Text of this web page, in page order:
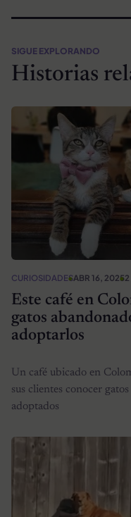
SIGUE EXPLORANDO
Historias
CURIOSIDADESABR 16, 2025
Este café en
gatos
adoptarlos
Un café ubicado en
sus clientes conocer
adoptados